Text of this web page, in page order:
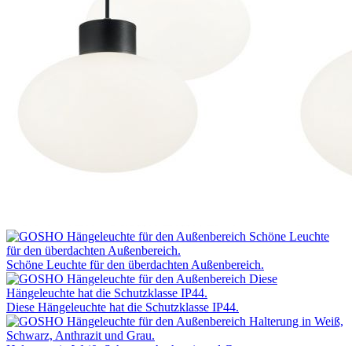
Schöne Leuchte für den überdachten Außenbereich.
Diese Hängeleuchte hat die Schutzklasse IP44.